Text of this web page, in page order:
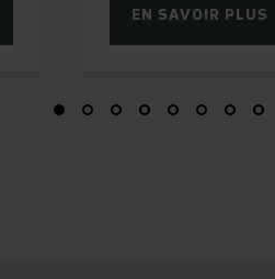
EN SAVOIR PLUS